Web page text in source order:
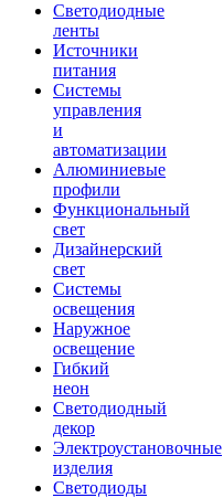
Светодиодные
ленты
Источники
питания
Системы
управления
и
автоматизации
Алюминиевые
профили
Функциональный
свет
Дизайнерский
свет
Системы
освещения
Наружное
освещение
Гибкий
неон
Светодиодный
декор
Электроустановочные
изделия
Светодиоды